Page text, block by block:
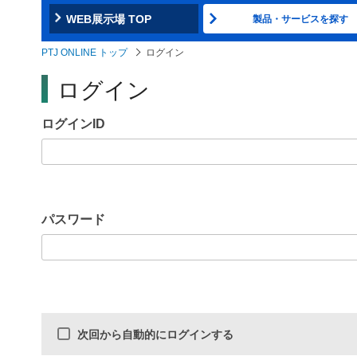
WEB展示場 TOP 製品・サービスを探す
PTJ ONLINE トップ ログイン
ログイン
ログインID
パスワード
次回から自動的にログインする